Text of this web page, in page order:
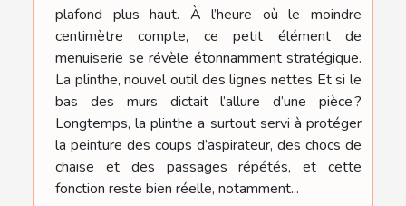
plafond plus haut. À l’heure où le moindre
centimètre compte, ce petit élément de
menuiserie se révèle étonnamment stratégique.
La plinthe, nouvel outil des lignes nettes Et si le
bas des murs dictait l’allure d’une pièce ?
Longtemps, la plinthe a surtout servi à protéger
la peinture des coups d’aspirateur, des chocs de
chaise et des passages répétés, et cette
fonction reste bien réelle, notamment...